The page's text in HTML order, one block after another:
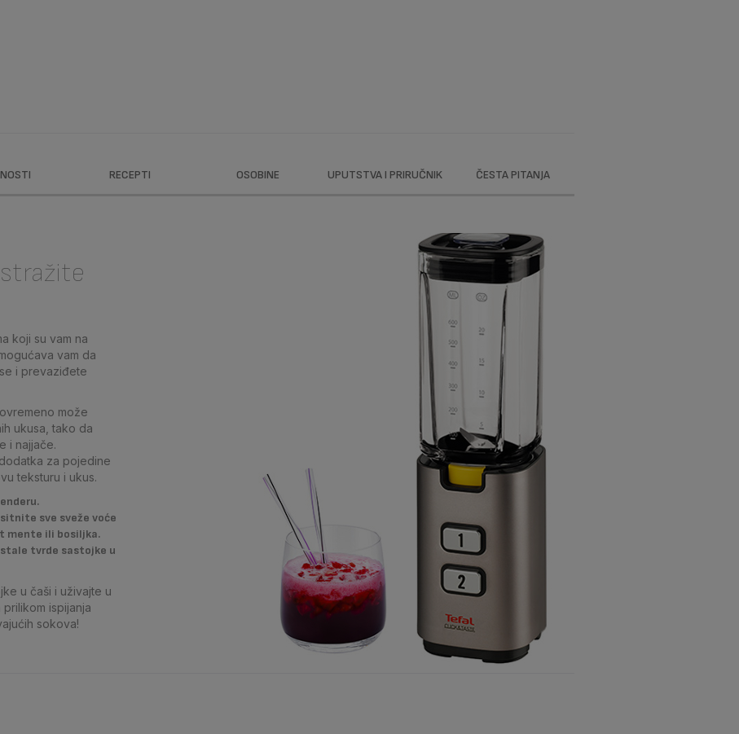
RECEPTI OSOBINE UPUTSTVA I PRIRUČNIK ČESTA PITANJA
koji su vam na
vam da
i prevaziđete
može
ukusa, tako da
i najjače.
za pojedine
teksturu i ukus.
sve sveže voće
mente ili bosiljka.
tvrde sastojke u
u čaši i uživajte u
prilikom ispijanja
sokova!